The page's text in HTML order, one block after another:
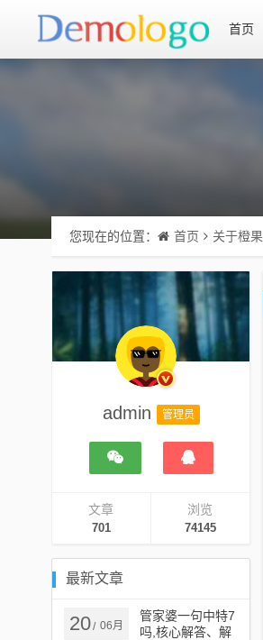
首页
您现在的位置： 首页 关于橙果
admin 管理员
文章
701
浏览
74145
最新文章
20/ 06月
管家婆一句中特7
吗,核心解答、解